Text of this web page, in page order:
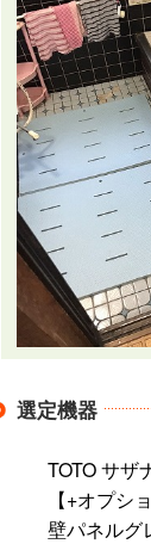
選定機器
TOTO サザ
【+オプシ
壁パネルグ